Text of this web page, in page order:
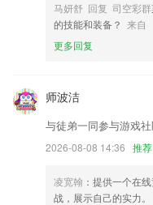
马妍舒 回复 司空彩群
的技能和装备？ 来自
更多回复
师波洁
与徒弟一同参与游戏
2026-08-08 14:36 推荐
凌宽翰 ：提供一个在
战，展示自己的实力。